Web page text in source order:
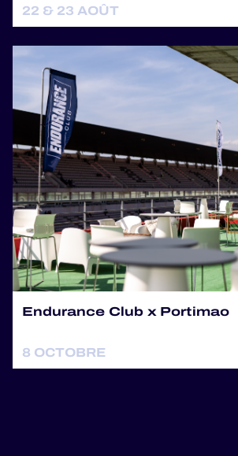
22 & 23 AOÛT
Endurance Club x Portimao
8 OCTOBRE